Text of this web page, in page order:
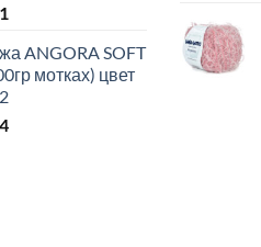
ANGORA SOFT
мотках) цвет